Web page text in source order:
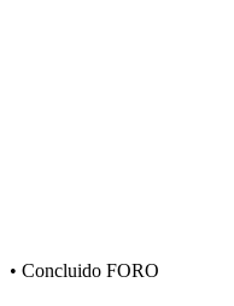
• Concluido FORO